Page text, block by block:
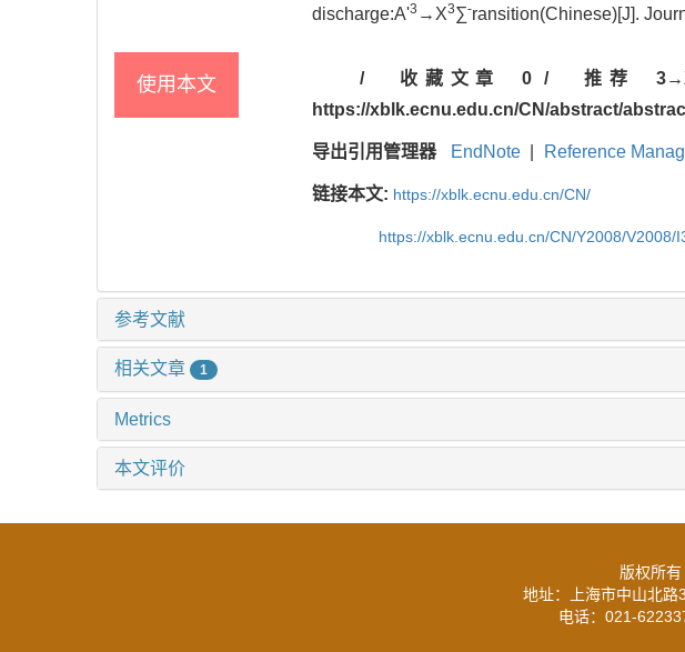
discharge:A'3 →X3∑-ransition(Chinese)[J].
使用本文 / 收藏文章 0 /推荐
https://xblk.ecnu.edu.cn/CN/abstract/
导出引用管理器 EndNote Reference
链接本文: https://xblk.ecnu.edu.cn/CN/
https://xblk.ecnu.edu.cn/CN/Y2008/V2008/
参考文献
相关文章 1
Metrics
本文评价
版权所
地址：上海市中山北
电话：021-